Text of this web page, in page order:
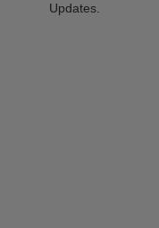
Updates.